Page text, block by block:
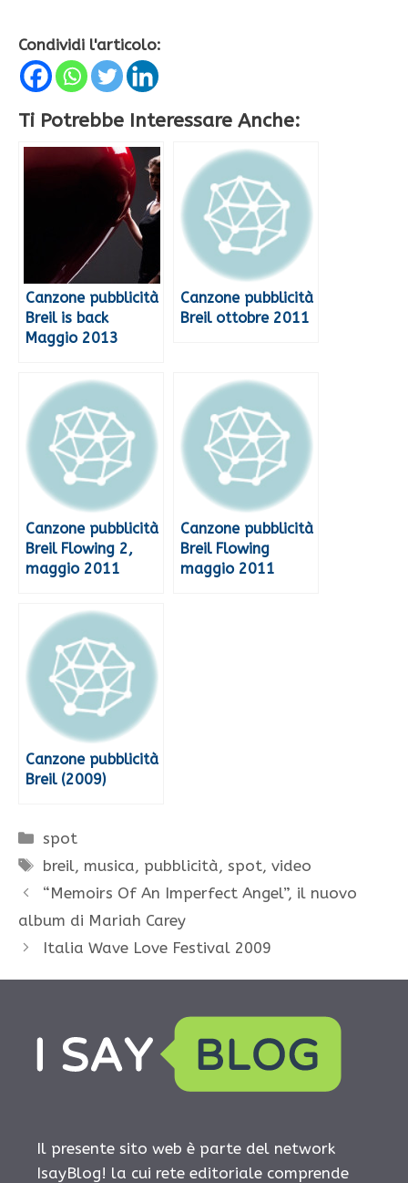
Condividi l'articolo:
Ti Potrebbe Interessare Anche:
Canzone pubblicità
Breil is back
Maggio 2013
Canzone pubblicità
Breil ottobre 2011
Canzone pubblicità
Breil Flowing 2,
maggio 2011
Canzone pubblicità
Breil Flowing
maggio 2011
Canzone pubblicità
Breil (2009)
Categorie
spot
Tag
breil, musica, pubblicità,spot,video
“Memoirs Of An Imperfect Angel”, il nuovo
album di Mariah Carey
Italia Wave Love Festival 2009
Il presente sito web è parte del network
IsayBlog! la cui rete editoriale comprende